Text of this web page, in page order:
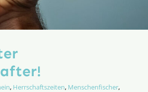
, Herrschaftszeiten, Menschenfischer,